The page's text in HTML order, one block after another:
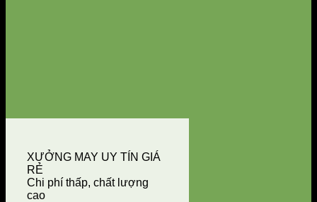
XƯỞNG MAY UY TÍN GIÁ
RẺ
Chi phí thấp, chất lượng
cao